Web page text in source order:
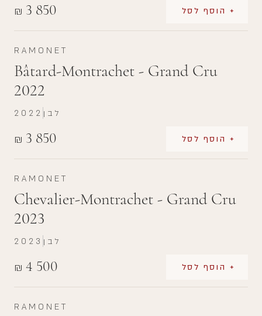
₪ 3 850 + הוסף לסל
RAMONET
Bâtard-Montrachet - Grand Cru
2022
₪ 3 850 + הוסף לסל
2022 לבן
RAMONET
Chevalier-Montrachet - Grand Cru
2023
₪ 4 500 + הוסף לסל
2023 לבן
RAMONET